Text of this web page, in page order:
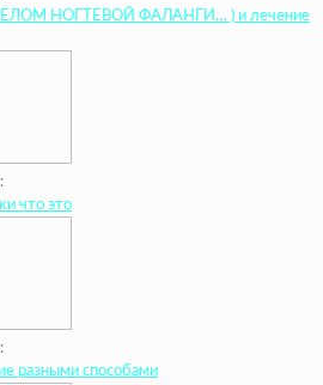
НОГТЕВОЙ ФАЛАНГИ… ) и лечение
что это
разными способами